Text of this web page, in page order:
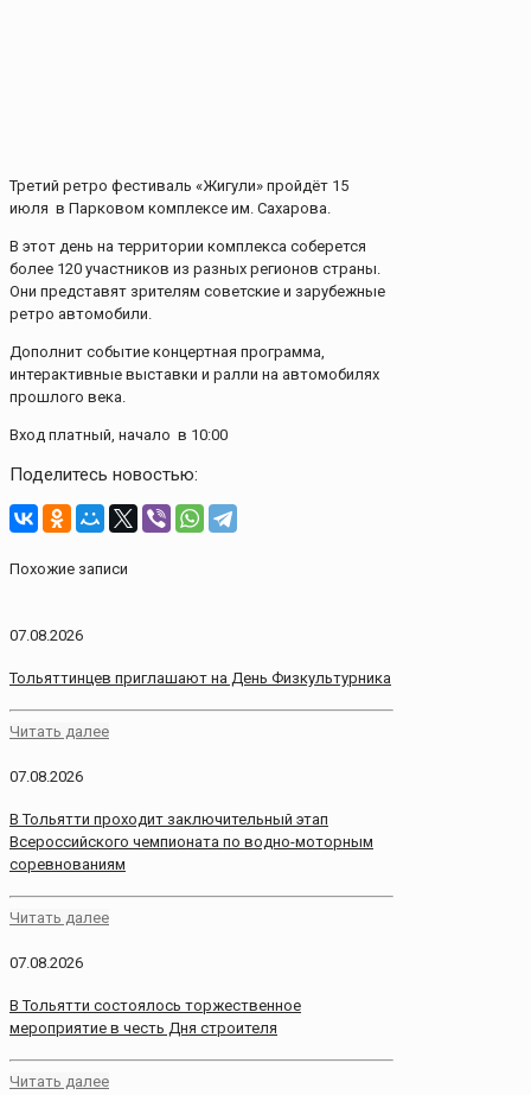
Третий ретро фестиваль «Жигули» пройдёт 15
июля в Парковом комплексе им. Сахарова.
В этот день на территории комплекса соберется
более 120 участников из разных регионов страны.
Они представят зрителям советские и зарубежные
ретро автомобили.
Дополнит событие концертная программа,
интерактивные выставки и ралли на автомобилях
прошлого века.
Вход платный, начало в 10:00
Поделитесь новостью:
Похожие записи
07.08.2026
Тольяттинцев приглашают на День Физкультурника
Читать далее
07.08.2026
В Тольятти проходит заключительный этап
Всероссийского чемпионата по водно-моторным
соревнованиям
Читать далее
07.08.2026
В Тольятти состоялось торжественное
мероприятие в честь Дня строителя
Читать далее